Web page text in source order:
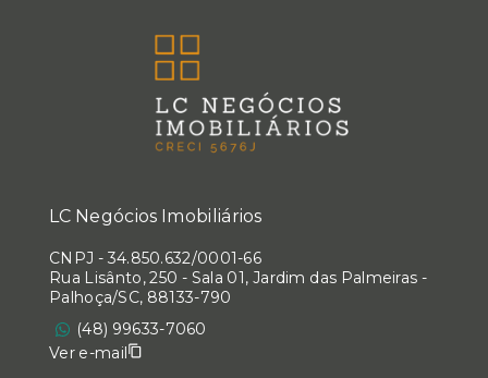
LC Negócios Imobiliários
CNPJ - 34.850.632/0001-66
Rua Lisânto, 250 - Sala 01, Jardim das Palmeiras -
Palhoça/SC, 88133-790
(48) 99633-7060
Ver e-mail